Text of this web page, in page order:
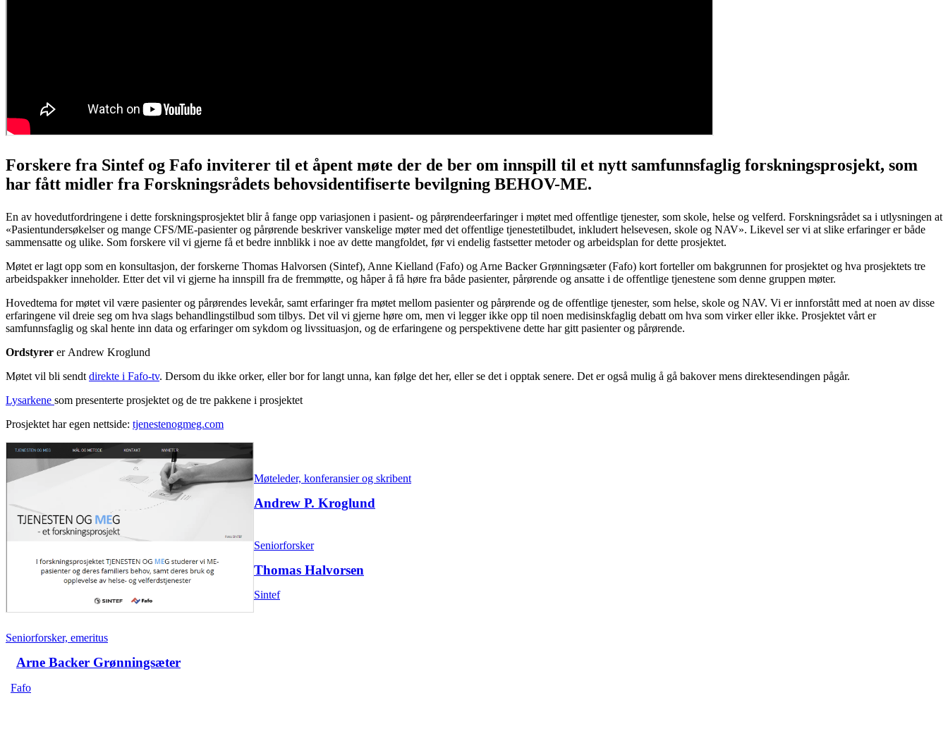
Forskere fra Sintef og Fafo inviterer til et åpent møte der de ber om innspill til et nytt samfunnsfaglig forskningsprosjekt, som
har fått midler fra Forskningsrådets behovsidentifiserte bevilgning BEHOV-ME.
En av hovedutfordringene i dette forskningsprosjektet blir å fange opp variasjonen i pasient- og pårørendeerfaringer i møtet med offentlige tjenester, som skole, helse og velferd. Forskningsrådet sa i utlysningen at
«Pasientundersøkelser og mange CFS/ME-pasienter og pårørende beskriver vanskelige møter med det offentlige tjenestetilbudet, inkludert helsevesen, skole og NAV». Likevel ser vi at slike erfaringer er både
sammensatte og ulike. Som forskere vil vi gjerne få et bedre innblikk i noe av dette mangfoldet, før vi endelig fastsetter metoder og arbeidsplan for dette prosjektet.
Møtet er lagt opp som en konsultasjon, der forskerne Thomas Halvorsen (Sintef), Anne Kielland (Fafo) og Arne Backer Grønningsæter (Fafo) kort forteller om bakgrunnen for prosjektet og hva prosjektets tre
arbeidspakker inneholder. Etter det vil vi gjerne ha innspill fra de fremmøtte, og håper å få høre fra både pasienter, pårørende og ansatte i de offentlige tjenestene som denne gruppen møter.
Hovedtema for møtet vil være pasienter og pårørendes levekår, samt erfaringer fra møtet mellom pasienter og pårørende og de offentlige tjenester, som helse, skole og NAV. Vi er innforstått med at noen av disse
erfaringene vil dreie seg om hva slags behandlingstilbud som tilbys. Det vil vi gjerne høre om, men vi legger ikke opp til noen medisinskfaglig debatt om hva som virker eller ikke. Prosjektet vårt er
samfunnsfaglig og skal hente inn data og erfaringer om sykdom og livssituasjon, og de erfaringene og perspektivene dette har gitt pasienter og pårørende.
Ordstyrer er Andrew Kroglund
Møtet vil bli sendt direkte i Fafo-tv. Dersom du ikke orker, eller bor for langt unna, kan følge det her, eller se det i opptak senere. Det er også mulig å gå bakover mens direktesendingen pågår.
Lysarkene som presenterte prosjektet og de tre pakkene i prosjektet
Prosjektet har egen nettside: tjenestenogmeg.com
Møteleder, konferansier og skribent
Andrew P. Kroglund
Seniorforsker
Thomas Halvorsen
Sintef
Seniorforsker, emeritus
Arne Backer Grønningsæter
Fafo